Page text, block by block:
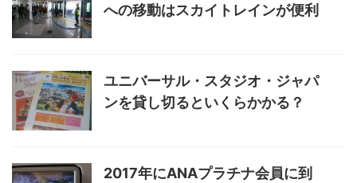
への移動はスカイトレインが便利
ユニバーサル・スタジオ・ジャパ
ンを貸し切るといくらかかる？
2017年にANAプラチナ会員に到